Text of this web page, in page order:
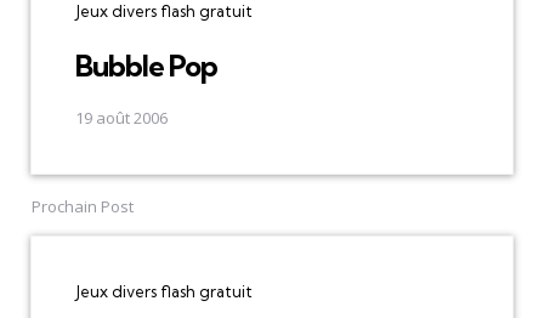
Jeux divers flash gratuit
Bubble Pop
19 août 2006
Prochain Post
Jeux divers flash gratuit